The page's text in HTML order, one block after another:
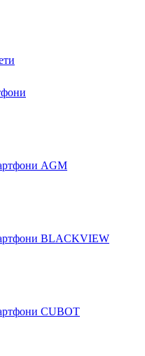
AGM
BLACKVIEW
CUBOT